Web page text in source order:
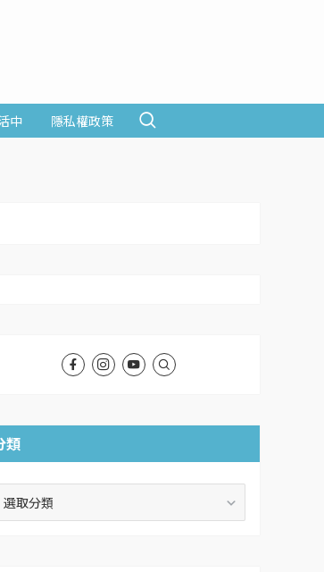
中 隱私權政策
類